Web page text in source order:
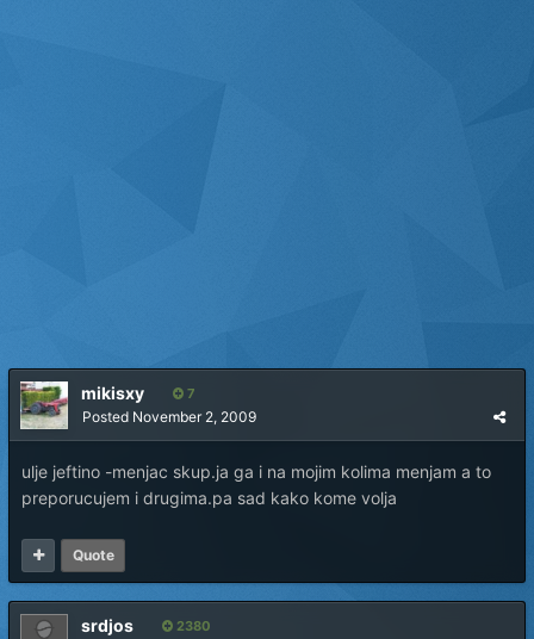
mikisxy 7
Posted November 2, 2009
ulje jeftino -menjac skup.ja ga i na mojim kolima menjam a to
preporucujem i drugima.pa sad kako kome volja
Quote
srdjos 2380